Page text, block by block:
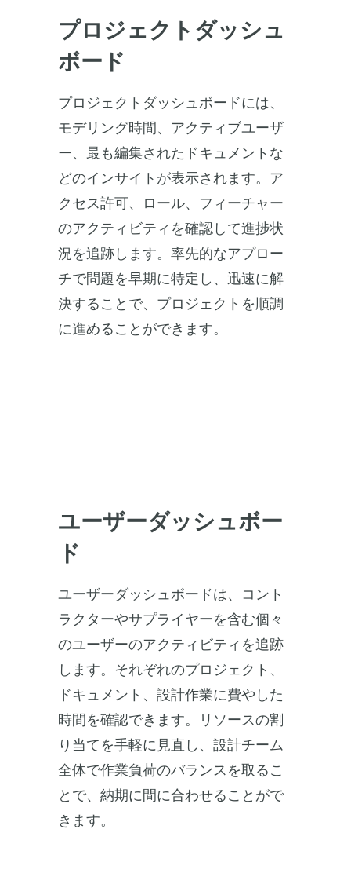
プロジェクトダッシュ
ボード
プロジェクトダッシュボードには、
モデリング時間、アクティブユーザ
ー、最も編集されたドキュメントな
どのインサイトが表示されます。ア
クセス許可、ロール、フィーチャー
のアクティビティを確認して進捗状
況を追跡します。率先的なアプロー
チで問題を早期に特定し、迅速に解
決することで、プロジェクトを順調
に進めることができます。
ユーザーダッシュボー
ド
ユーザーダッシュボードは、コント
ラクターやサプライヤーを含む個々
のユーザーのアクティビティを追跡
します。それぞれのプロジェクト、
ドキュメント、設計作業に費やした
時間を確認できます。リソースの割
り当てを手軽に見直し、設計チーム
全体で作業負荷のバランスを取るこ
とで、納期に間に合わせることがで
きます。